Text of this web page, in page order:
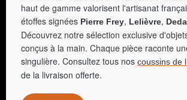
haut de gamme valorisent l'artisanat
étoffes signées Pierre Frey, Lelièvre,
Découvrez notre sélection exclusive
conçus à la main. Chaque pièce raconte
singulière. Consultez tous nos coussins de
de la livraison offerte.